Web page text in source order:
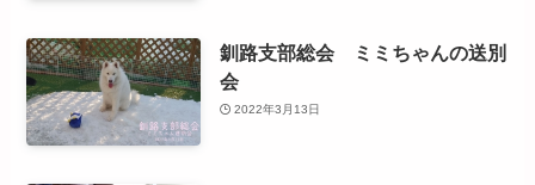
釧路支部総会 ミミちゃんの送別
会
2022年3月13日